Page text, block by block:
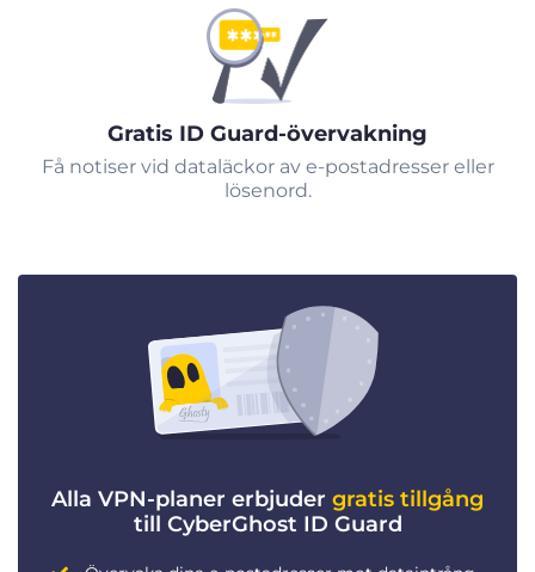
Gratis ID Guard-övervakning
Få notiser vid dataläckor av e-postadresser eller
lösenord.
Alla VPN-planer erbjuder gratis tillgång
till CyberGhost ID Guard